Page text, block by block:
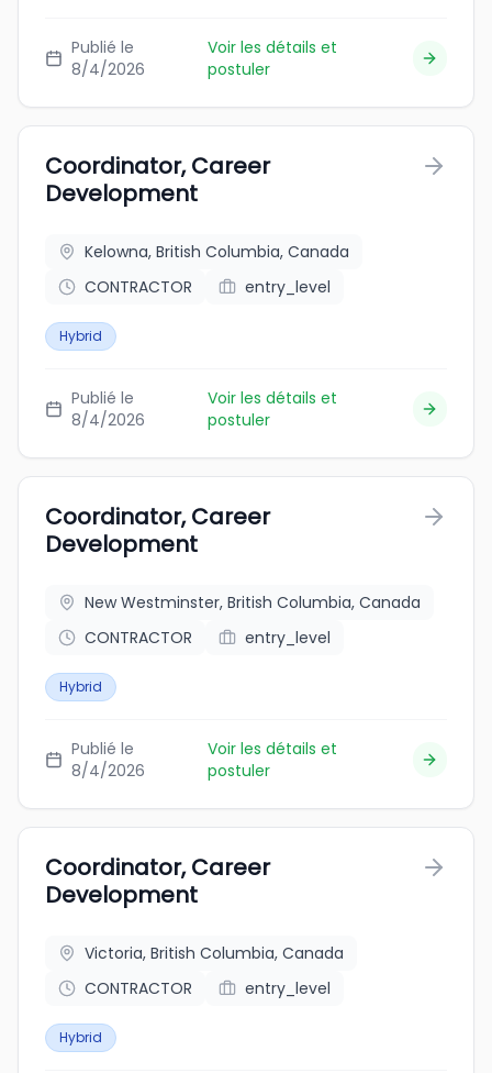
Publié le
8/4/2026
Voir les détails et
postuler
Coordinator, Career
Development
Kelowna, British Columbia, Canada
CONTRACTOR
entry_level
Hybrid
Publié le
8/4/2026
Voir les détails et
postuler
Coordinator, Career
Development
New Westminster, British Columbia, Canada
CONTRACTOR
entry_level
Hybrid
Publié le
8/4/2026
Voir les détails et
postuler
Coordinator, Career
Development
Victoria, British Columbia, Canada
CONTRACTOR
entry_level
Hybrid